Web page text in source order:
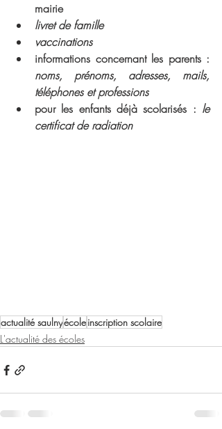
mairie
livret de famille
vaccinations
informations concernant les parents :
noms, prénoms, adresses, mails,
téléphones et professions
pour les enfants déjà scolarisés : le
certificat de radiation
actualité saulnyécoleinscription scolaire
L'actualité des écoles